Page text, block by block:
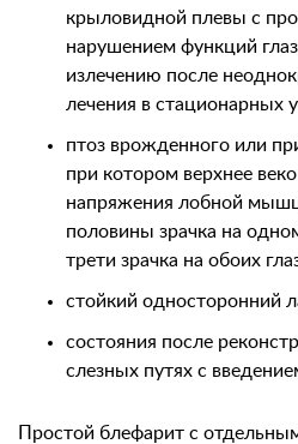
крыловидной плевы с
нарушением функций
излечению после
лечения в стационарных
птоз врожденного или
при котором верхнее
напряжения лобной
половины зрачка на
трети зрачка на обоих
стойкий односторонний
состояния после
слезных путях с
Простой блефарит с